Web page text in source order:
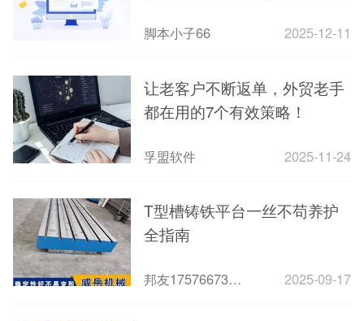
脚本小子66 2025-12-11
让老客户不断返单，外贸老手
都在用的7个有效策略！
孚盟软件 2025-11-24
T型槽铸铁平台一丝不苟养护
全指南
邦友1757667303005 2025-09-17